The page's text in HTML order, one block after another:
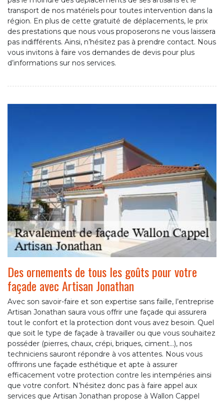
transport de nos matériels pour toutes intervention dans la
région. En plus de cette gratuité de déplacements, le prix
des prestations que nous vous proposerons ne vous laissera
pas indifférents. Ainsi, n’hésitez pas à prendre contact. Nous
vous invitons à faire vos demandes de devis pour plus
d’informations sur nos services.
Des ornements de tous les goûts pour votre
façade avec Artisan Jonathan
Avec son savoir-faire et son expertise sans faille, l’entreprise
Artisan Jonathan saura vous offrir une façade qui assurera
tout le confort et la protection dont vous avez besoin. Quel
que soit le type de façade à travailler ou que vous souhaitez
posséder (pierres, chaux, crépi, briques, ciment…), nos
techniciens sauront répondre à vos attentes. Nous vous
offrirons une façade esthétique et apte à assurer
efficacement votre protection contre les intempéries ainsi
que votre confort. N’hésitez donc pas à faire appel aux
services que Artisan Jonathan propose à Wallon Cappel